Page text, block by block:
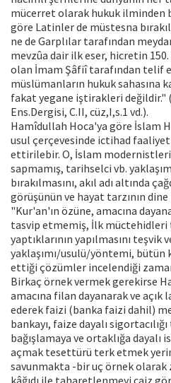
mücerret olarak hukuk ilminden
göre Latinler de müstesna
ne de Garplılar tarafından
mevzûa dair ilk eser, hicretin 150.
olan İmam Şâfiî tarafından telif
müslümanların hukuk sahasına
fakat yegane iştirakleri
Ens.Dergisi, C.II, cüz,I,s.1 vd.).
Hamîdullah Hoca'ya göre İslam
usul çerçevesinde ictihad
ettirilebir. O, İslam
sapmamış, tarihselci vb.
bırakılmasını, akıl adı altında
görüşünün ve hayat tarzının dine
"Kur'an'ın özüne, amacına
tasvip etmemiş, İlk
yaptıklarının yapılmasını
yaklaşımı/usulü/yöntemi, bütün
ettiği çözümler incelendiği
Birkaç örnek vermek gerekirse
amacına filan dayanarak ve açık
ederek faizi (banka faizi dahil)
bankayı, faize dayalı
bağışlamaya ve ortaklığa dayalı
açmak tesettürü terk etmek
savunmakta -bir uç örnek